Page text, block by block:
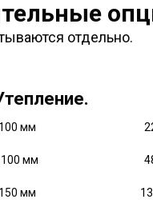
отдельно.
мм
100 мм
мм